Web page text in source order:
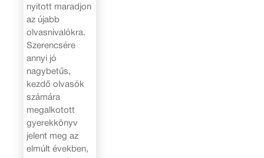
nyitott maradjon
az újabb
olvasnivalókra.
Szerencsére
annyi jó
nagybetűs,
kezdő olvasók
számára
megalkotott
gyerekkönyv
jelent meg az
elmúlt években,